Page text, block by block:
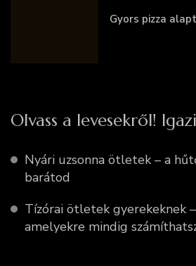
Gyors pizza
Olvass a levesekről!
Nyári uzsonna ötletek – a
barátod
Tízórai ötletek gyerekeknek
amelyekre mindig